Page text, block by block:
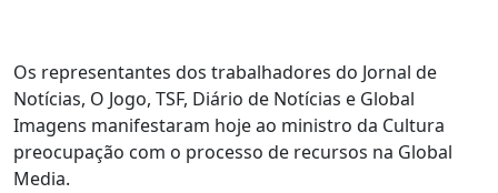
Os representantes dos trabalhadores do Jornal de
Notícias, O Jogo, TSF, Diário de Notícias e Global
Imagens manifestaram hoje ao ministro da Cultura
preocupação com o processo de recursos na Global
Media.